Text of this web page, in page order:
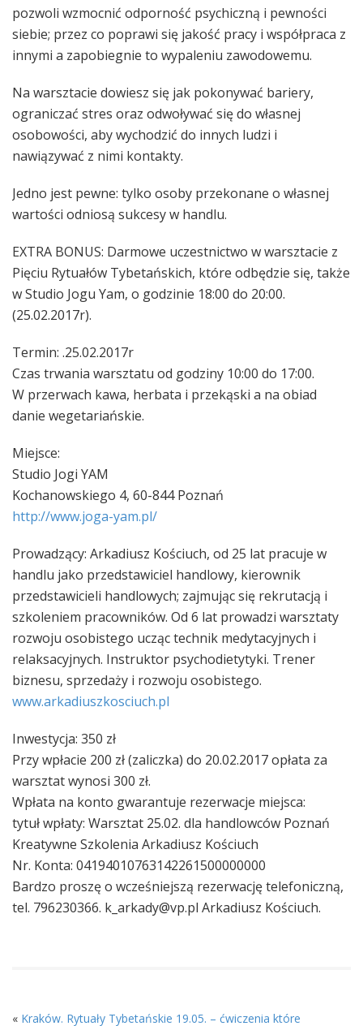
pozwoli wzmocnić odporność psychiczną i pewności
siebie; przez co poprawi się jakość pracy i współpraca z
innymi a zapobiegnie to wypaleniu zawodowemu.
Na warsztacie dowiesz się jak pokonywać bariery,
ograniczać stres oraz odwoływać się do własnej
osobowości, aby wychodzić do innych ludzi i
nawiązywać z nimi kontakty.
Jedno jest pewne: tylko osoby przekonane o własnej
wartości odniosą sukcesy w handlu.
EXTRA BONUS: Darmowe uczestnictwo w warsztacie z
Pięciu Rytuałów Tybetańskich, które odbędzie się, także
w Studio Jogu Yam, o godzinie 18:00 do 20:00.
(25.02.2017r).
Termin: .25.02.2017r
Czas trwania warsztatu od godziny 10:00 do 17:00.
W przerwach kawa, herbata i przekąski a na obiad
danie wegetariańskie.
Miejsce:
Studio Jogi YAM
Kochanowskiego 4, 60-844 Poznań
http://www.joga-yam.pl/
Prowadzący: Arkadiusz Kościuch, od 25 lat pracuje w
handlu jako przedstawiciel handlowy, kierownik
przedstawicieli handlowych; zajmując się rekrutacją i
szkoleniem pracowników. Od 6 lat prowadzi warsztaty
rozwoju osobistego ucząc technik medytacyjnych i
relaksacyjnych. Instruktor psychodietytyki. Trener
biznesu, sprzedaży i rozwoju osobistego.
www.arkadiuszkosciuch.pl
Inwestycja: 350 zł
Przy wpłacie 200 zł (zaliczka) do 20.02.2017 opłata za
warsztat wynosi 300 zł.
Wpłata na konto gwarantuje rezerwacje miejsca:
tytuł wpłaty: Warsztat 25.02. dla handlowców Poznań
Kreatywne Szkolenia Arkadiusz Kościuch
Nr. Konta: 04194010763142261500000000
Bardzo proszę o wcześniejszą rezerwację telefoniczną,
tel. 796230366. k_arkady@vp.pl Arkadiusz Kościuch.
« Kraków. Rytuały Tybetańskie 19.05. – ćwiczenia które